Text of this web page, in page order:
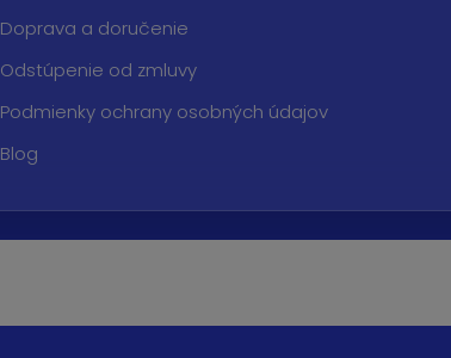
Doprava a doručenie
Odstúpenie od zmluvy
Podmienky ochrany osobných údajov
Blog